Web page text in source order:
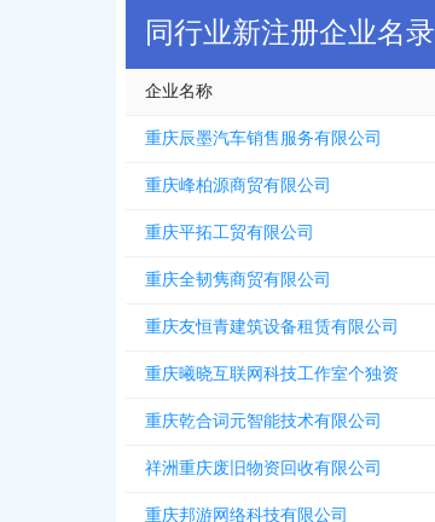
同行业新注册企业名录
企业名称
重庆辰墨汽车销售服务有限公司
重庆峰柏源商贸有限公司
重庆平拓工贸有限公司
重庆全韧隽商贸有限公司
重庆友恒青建筑设备租赁有限公司
重庆曦晓互联网科技工作室个独资
重庆乾合词元智能技术有限公司
祥洲重庆废旧物资回收有限公司
重庆邦游网络科技有限公司